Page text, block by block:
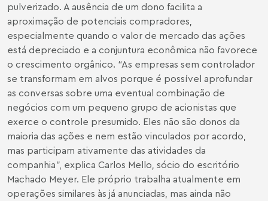
pulverizado. A ausência de um dono facilita a
aproximação de potenciais compradores,
especialmente quando o valor de mercado das ações
está depreciado e a conjuntura econômica não favorece
o crescimento orgânico. “As empresas sem controlador
se transformam em alvos porque é possível aprofundar
as conversas sobre uma eventual combinação de
negócios com um pequeno grupo de acionistas que
exerce o controle presumido. Eles não são donos da
maioria das ações e nem estão vinculados por acordo,
mas participam ativamente das atividades da
companhia”, explica Carlos Mello, sócio do escritório
Machado Meyer. Ele próprio trabalha atualmente em
operações similares às já anunciadas, mas ainda não